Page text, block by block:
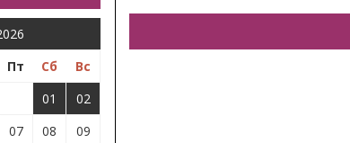
Пт Сб
Вс
01
02
07 08
09